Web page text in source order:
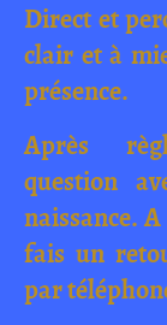
Direct et
clair et à
présence.
Après
question
naissance.
fais un
par